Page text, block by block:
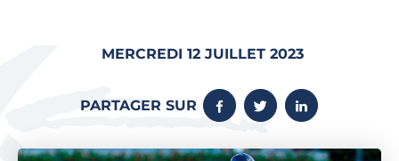
MERCREDI 12 JUILLET 2023
PARTAGER SUR